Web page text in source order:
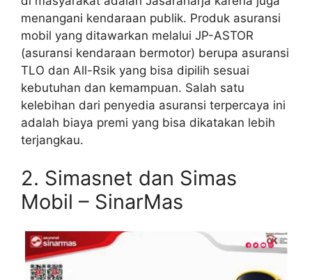
menangani kendaraan publik. Produk asuransi
mobil yang ditawarkan melalui JP-ASTOR
(asuransi kendaraan bermotor) berupa asuransi
TLO dan All-Rsik yang bisa dipilih sesuai
kebutuhan dan kemampuan. Salah satu
kelebihan dari penyedia asuransi terpercaya ini
adalah biaya premi yang bisa dikatakan lebih
terjangkau.
2. Simasnet dan Simas
Mobil – SinarMas